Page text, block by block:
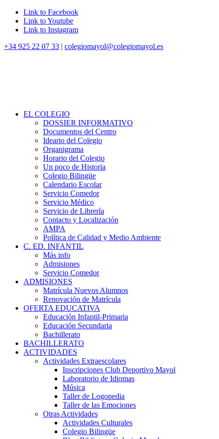
Link to Facebook
Link to Youtube
Link to Instagram
+34 925 22 07 33 | colegiomayol@colegiomayol.es
EL COLEGIO
DOSSIER INFORMATIVO
Documentos del Centro
Ideario del Colegio
Organigrama
Horario del Colegio
Un poco de Historia
Colegio Bilingüe
Calendario Escolar
Servicio Comedor
Servicio Médico
Servicio de Librería
Contacto y Localización
AMPA
Política de Calidad y Medio Ambiente
C. ED. INFANTIL
Más info
Admisiones
Servicio Comedor
ADMISIONES
Matrícula Nuevos Alumnos
Renovación de Matrícula
OFERTA EDUCATIVA
Educación Infantil-Primaria
Educación Secundaria
Bachillerato
BACHILLERATO
ACTIVIDADES
Actividades Extraescolares
Inscripciones Club Deportivo Mayol
Laboratorio de Idiomas
Música
Taller de Logopedia
Taller de las Emociones
Otras Actividades
Actividades Culturales
Colegio Bilingüe